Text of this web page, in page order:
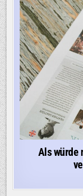
Als würde